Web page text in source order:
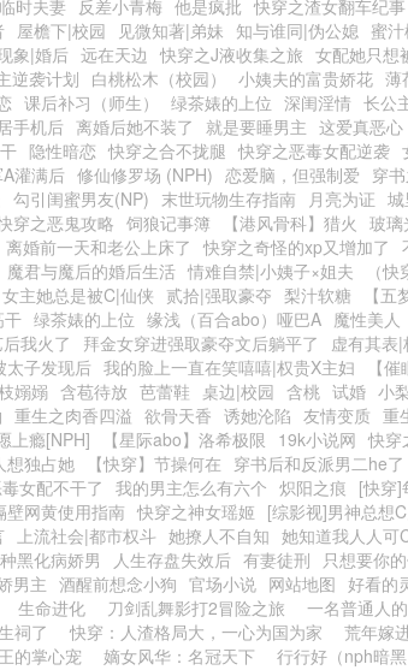
临时夫妻 反差小青梅 他是疯批 快穿之渣女翻车纪事
屋檐下|校园 见微知著|弟妹 知与谁同|伪公媳 蜜
象|婚后 远在天边 快穿之J液收集之旅 女配她只想
逆袭计划 白桃松木（校园） 小姨夫的富贵娇花 薄
课后补习（师生） 绿茶婊的上位 深闺淫情 长公
手机后 离婚后她不装了 就是要睡男主 这爱真恶心
隐性暗恋 快穿之合不拢腿 快穿之恶毒女配逆袭
灌满后 修仙修罗场 (NPH) 恋爱脑，但强制爱 穿
勾引闺蜜男友(NP) 末世玩物生存指南 月亮为证
穿之恶鬼攻略 饲狼记事簿 【港风骨科】猎火 玻璃
离婚前一天和老公上床了 快穿之奇怪的xp又增加了
魔君与魔后的婚后生活 情难自禁|小姨子×姐夫 （
女主她总是被C|仙侠 贰拾|强取豪夺 梨汁软糖 【
干 绿茶婊的上位 缘浅（百合abo）哑巴A 魔性美人
我火了 拜金女穿进强取豪夺文后躺平了 虚有其表|
太子发现后 我的脸上一直在笑嘻嘻|权贵X主妇 【
嫋嫋 含苞待放 芭蕾鞋 桌边|校园 含桃 试婚 小
重生之肉香四溢 欲骨天香 诱她沦陷 友情变质 重
上瘾[NPH] 【星际abo】洛希极限 19k小说网 快穿
想独占她 【快穿】节操何在 穿书后和反派男二he了
女配不干了 我的男主怎么有六个 炽阳之痕 [快穿]
壁网黄使用指南 快穿之神女瑶姬 [综影视]男神总想
上流社会|都市权斗 她撩人不自知 她知道我人人可
黑化病娇男 人生存盘失效后 有妻徒刑 只想要你
男主 酒醒前想念小狗 官场小说 网站地图 好看的
生命进化 刀剑乱舞影打2冒险之旅 一名普通人
祠了 快穿：人渣格局大，一心为国为家
荒年嫁
的掌心宠 嫡女风华：名冠天下 行行好（nph暗黑